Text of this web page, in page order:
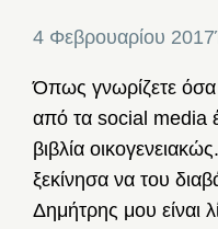
4 Φεβρουαρίου 2017
Όπως γνωρίζετε όσα
από τα social media
βιβλία
ξεκίνησα να του
Δημήτρης μου είναι